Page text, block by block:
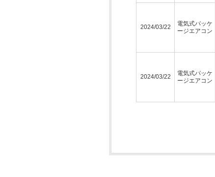
2024/03/22
電気式パッケ
ージエアコン
2024/03/22
電気式パッケ
ージエアコン